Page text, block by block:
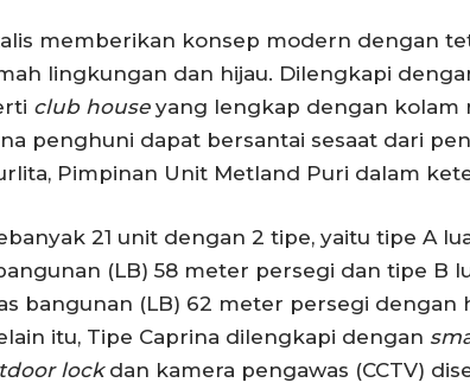
memberikan konsep modern dengan
lingkungan dan hijau. Dilengkapi
club houseyang lengkap dengan kolam
penghuni dapat bersantai sesaat dari
Pimpinan Unit Metland Puri dalam
21 unit dengan 2 tipe, yaitu tipe A
(LB) 58 meter persegi dan tipe B
bangunan (LB) 62 meter persegi dengan
itu, Tipe Caprina dilengkapi dengan
lockdan kamera pengawas (CCTV)